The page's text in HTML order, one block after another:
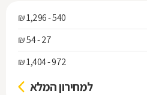
540 - 1,296 ₪
27 - 54 ₪
972 - 1,404 ₪
למחירון המלא